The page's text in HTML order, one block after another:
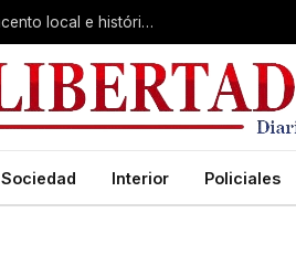
Virasoro inauguró la 7ª Feria del Libro con un fuerte acento local e histórico
Sociedad Interior Policiales